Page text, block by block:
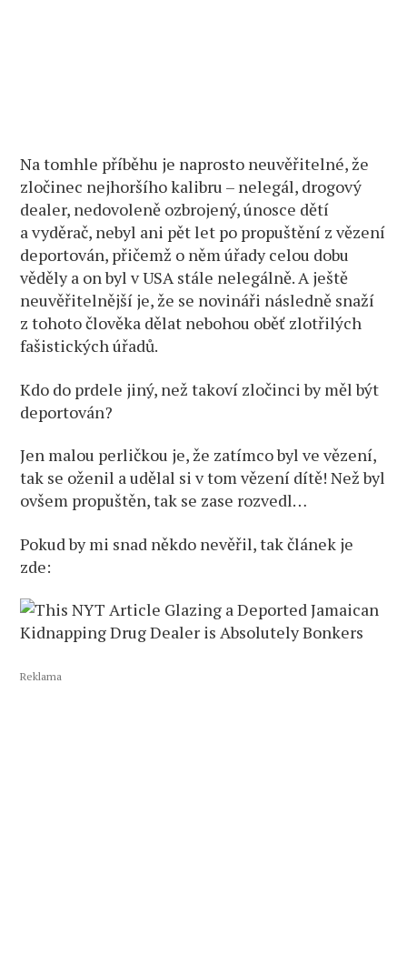
Na tomhle příběhu je naprosto neuvěřitelné, že
zločinec nejhoršího kalibru – nelegál, drogový
dealer, nedovoleně ozbrojený, únosce dětí
a vyděrač, nebyl ani pět let po propuštění z vězení
deportován, přičemž o něm úřady celou dobu
věděly a on byl v USA stále nelegálně. A ještě
neuvěřitelnější je, že se novináři následně snaží
z tohoto člověka dělat nebohou oběť zlotřilých
fašistických úřadů.
Kdo do prdele jiný, než takoví zločinci by měl být
deportován?
Jen malou perličkou je, že zatímco byl ve vězení,
tak se oženil a udělal si v tom vězení dítě! Než byl
ovšem propuštěn, tak se zase rozvedl…
Pokud by mi snad někdo nevěřil, tak článek je
zde:
Reklama